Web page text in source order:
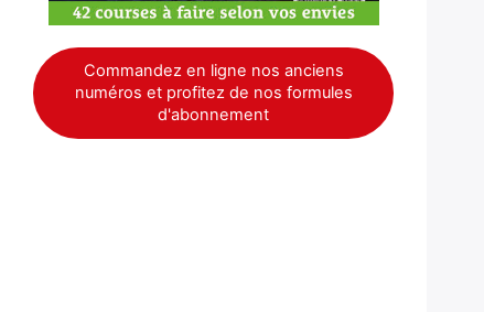
Commandez en ligne nos anciens
numéros et profitez de nos formules
d'abonnement